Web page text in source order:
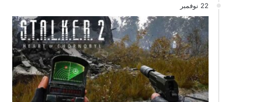
22 نوفمبر